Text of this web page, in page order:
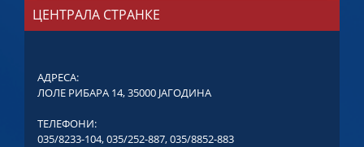
ЦЕНТРАЛА СТРАНКЕ
АДРЕСА:
ЛОЛЕ РИБАРА 14, 35000 ЈАГОДИНА
ТЕЛЕФОНИ:
035/8233-104,035/252-887,035/8852-883